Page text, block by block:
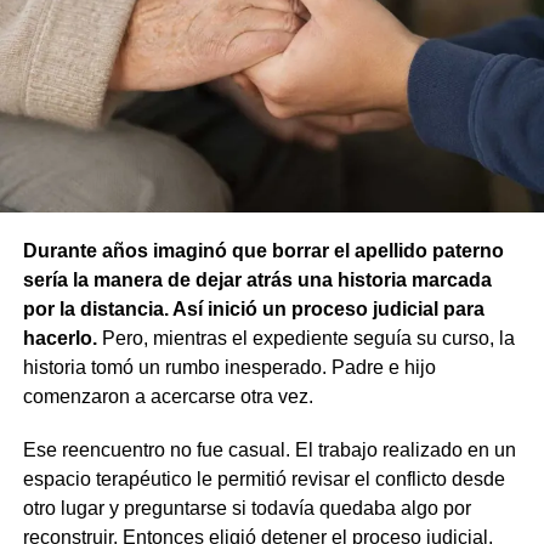
atribuir responsabilidad contravencional por maltrato
animal.
La resolución también descartó la figura de custodia de
animales, ya que esa infracción solo se configura cuando
un animal causa lesiones a una persona por falta de
resultaba aplicable.
El fallo aclaró que el archivo de la causa
contravencional no impide que el dueño del perro
lesionado reclame por la vía civil una indemnización
por los daños que considere haber sufrido.
Durante años imaginó que borrar el apellido paterno
sería la manera de dejar atrás una historia marcada
por la distancia. Así inició un proceso judicial para
hacerlo.Pero, mientras el expediente seguía su curso, la
historia tomó un rumbo inesperado. Padre e hijo
comenzaron a acercarse otra vez.
Ese reencuentro no fue casual. El trabajo realizado en un
espacio terapéutico le permitió revisar el conflicto desde
otro lugar y preguntarse si todavía quedaba algo por
reconstruir. Entonces eligió detener el proceso judicial,